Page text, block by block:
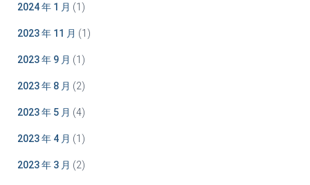
2024 年 1 月 (1)
2023 年 11 月 (1)
2023 年 9 月 (1)
2023 年 8 月 (2)
2023 年 5 月 (4)
2023 年 4 月 (1)
2023 年 3 月 (2)